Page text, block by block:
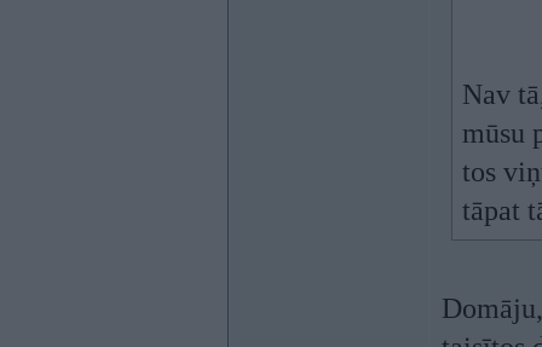
Nav
mūsu
tos
tāpat